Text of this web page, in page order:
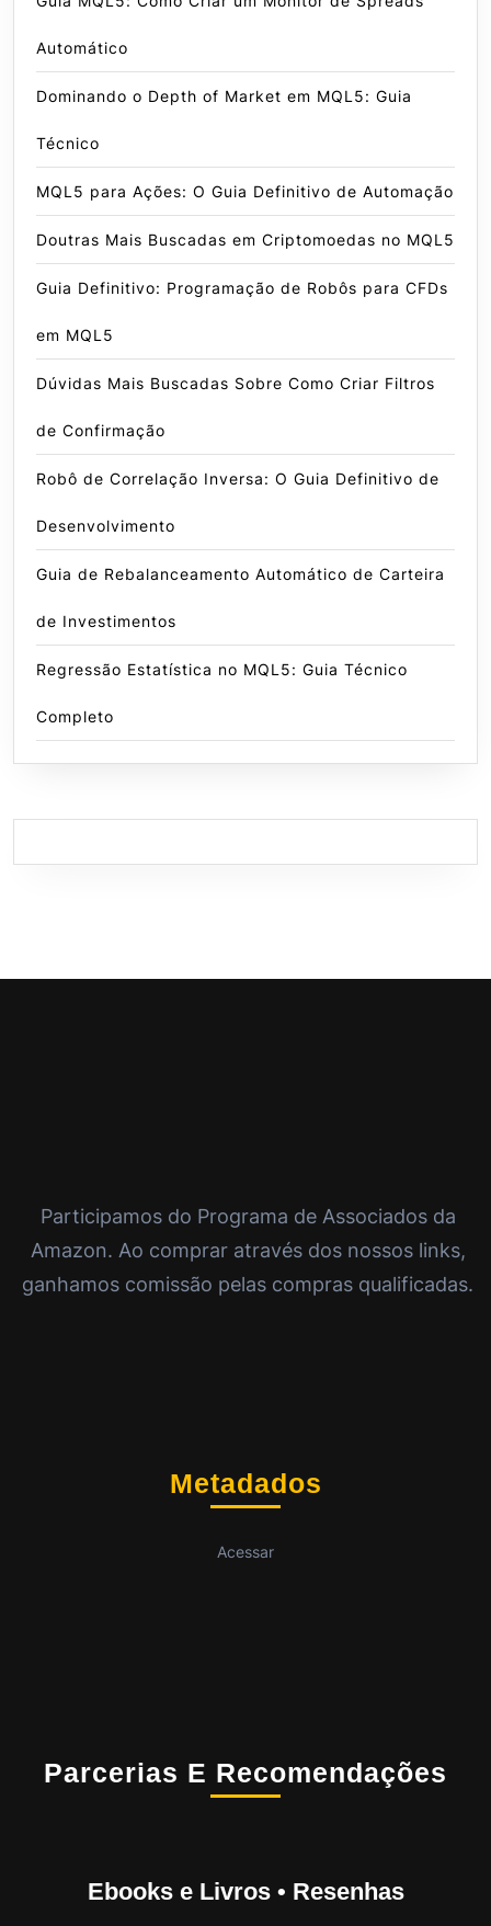
Automático
Dominando o Depth of Market em MQL5: Guia
Técnico
MQL5 para Ações: O Guia Definitivo de Automação
Doutras Mais Buscadas em Criptomoedas no MQL5
Guia Definitivo: Programação de Robôs para CFDs
em MQL5
Dúvidas Mais Buscadas Sobre Como Criar Filtros
de Confirmação
Robô de Correlação Inversa: O Guia Definitivo de
Desenvolvimento
Guia de Rebalanceamento Automático de Carteira
de Investimentos
Regressão Estatística no MQL5: Guia Técnico
Completo
Participamos do Programa de Associados da
Amazon. Ao comprar através dos nossos links,
ganhamos comissão pelas compras qualificadas.
Metadados
Acessar
Parcerias E Recomendações
Ebooks e Livros • Resenhas